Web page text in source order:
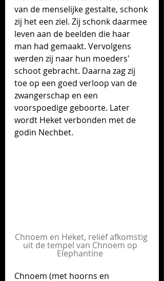
van de menselijke gestalte, schonk
zij het een ziel. Zij schonk daarmee
leven aan de beelden die haar
man had gemaakt. Vervolgens
werden zij naar hun moeders'
schoot gebracht. Daarna zag zij
toe op een goed verloop van de
zwangerschap en een
voorspoedige geboorte. Later
wordt Heket verbonden met de
godin Nechbet.
Chnoem en Heket, reliëf afkomstig
uit de tempel van Chnoem op
Elephantine
Chnoem (met hoorns en